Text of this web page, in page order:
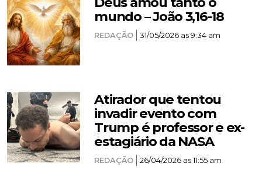
mundo – João 3,16-18
REDAÇÃO 31/05/2026 as 9:34 am
Atirador que tentou
invadir evento com
Trump é professor e ex-
estagiário da NASA
REDAÇÃO 26/04/2026 as 11:55 am